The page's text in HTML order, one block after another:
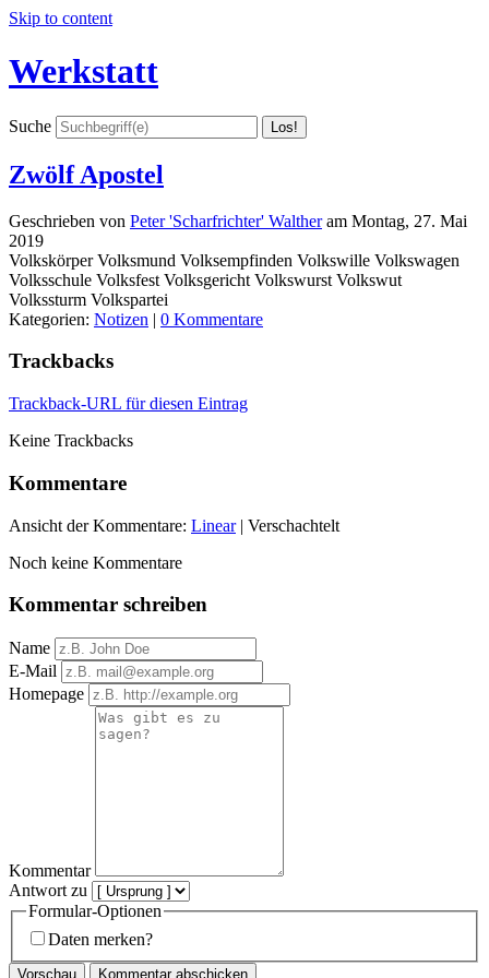
Skip to content
Werkstatt
Suche
Zwölf Apostel
Geschrieben von Peter 'Scharfrichter' Waltheram Montag, 27. Mai
2019
Volkskörper Volksmund Volksempfinden Volkswille Volkswagen
Volksschule Volksfest Volksgericht Volkswurst Volkswut
Volkssturm Volkspartei
Kategorien: Notizen | 0 Kommentare
Trackbacks
Trackback-URL für diesen Eintrag
Keine Trackbacks
Kommentare
Ansicht der Kommentare: Linear| Verschachtelt
Noch keine Kommentare
Kommentar schreiben
Name
E-Mail
Homepage
Kommentar
Antwort zu
Formular-Optionen
Daten merken?